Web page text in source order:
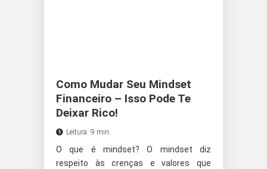
Como Mudar Seu Mindset
Financeiro – Isso Pode Te
Deixar Rico!
Leitura: 9 min
O que é mindset? O mindset diz
respeito às crenças e valores que